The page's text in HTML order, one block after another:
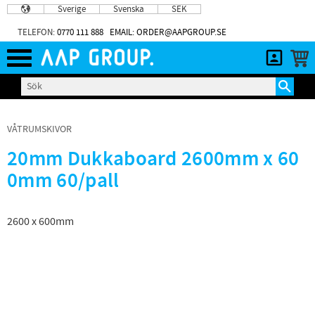
Meny
Sverige Svenska SEK
TELEFON:0770 111 888 EMAIL: ORDER@AAPGROUP.SE
VÅTRUMSKIVOR
20mm Dukkaboard 2600mm x 60
0mm 60/pall
2600 x 600mm